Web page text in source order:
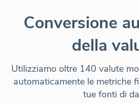
Conversione
della
Utilizziamo oltre 140 valute
automaticamente le metriche
tue fonti di